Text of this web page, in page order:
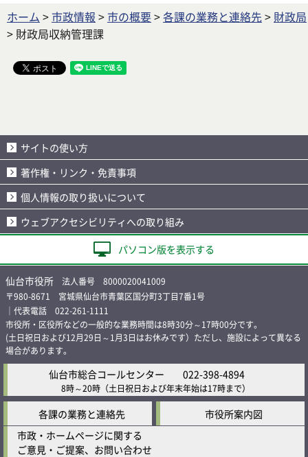
ホーム >市政情報 >市の概要>各課の業務と連絡先> 財政局
> 財政局収納管理課
サイトの使い方
著作権・リンク・免責事項
個人情報の取り扱いについて
ウェブアクセシビリティへの取り組み
パソコン版を表示する
仙台市役所 法人番号 8000020041009
〒980-8671 宮城県仙台市青葉区国分町3丁目7番1号
｜代表電話 022-261-1111
市役所・区役所などの一般的な業務時間は8時30分～17時00分です。
(土日祝日および12月29日～1月3日はお休みです）ただし、施設によって異なる
場合があります。
仙台市総合コールセンター 022-398-4894
8時～20時 （土日祝日および年末年始は17時まで）
各課の業務と連絡先
市役所案内図
市政・ホームページに関する
ご意見・ご提案、お問い合わせ